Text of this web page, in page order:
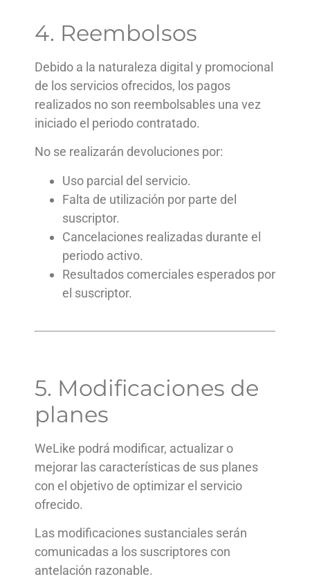
4. Reembolsos
Debido a la naturaleza digital y promocional
de los servicios ofrecidos, los pagos
realizados no son reembolsables una vez
iniciado el periodo contratado.
No se realizarán devoluciones por:
Uso parcial del servicio.
Falta de utilización por parte del
suscriptor.
Cancelaciones realizadas durante el
periodo activo.
Resultados comerciales esperados por
el suscriptor.
5. Modificaciones de
planes
WeLike podrá modificar, actualizar o
mejorar las características de sus planes
con el objetivo de optimizar el servicio
ofrecido.
Las modificaciones sustanciales serán
comunicadas a los suscriptores con
antelación razonable.